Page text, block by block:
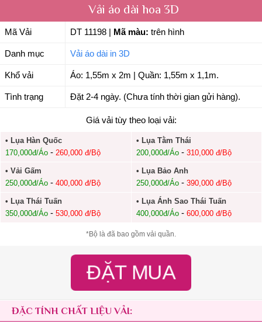
Vải áo dài hoa 3D
Mã Vải DT 11198 Mã màu: trên hình
Danh mục Vải áo dài in 3D
Khổ vải Áo: 1,55m x 2m | Quần: 1,55m x 1,1m.
Tình trạng Đặt 2-4 ngày. (Chưa tính thời gian gửi hàng).
Giá vải tùy theo loại vải:
• Lụa Hàn Quốc
170,000đ/Áo - 260,000 đ/Bộ
• Lụa Tằm Thái
200,000đ/Áo- 310,000 đ/Bộ
• Vải Gấm
250,000đ/Áo - 400,000 đ/Bộ
• Lụa Bảo Anh
250,000đ/Áo- 390,000 đ/Bộ
• Lụa Thái Tuấn
350,000đ/Áo - 530,000 đ/Bộ
• Lụa Ánh Sao Thái Tuấn
400,000đ/Áo- 600,000 đ/Bộ
*Bộ là đã bao gồm vải quần.
ĐẶT MUA
ĐẶC TÍNH CHẤT LIỆU VẢI: